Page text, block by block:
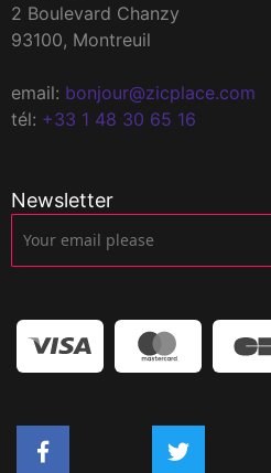
2 Boulevard Chanzy
93100, Montreuil
email: bonjour@zicplace.com
tél: +33 1 48 30 65 16
Newsletter